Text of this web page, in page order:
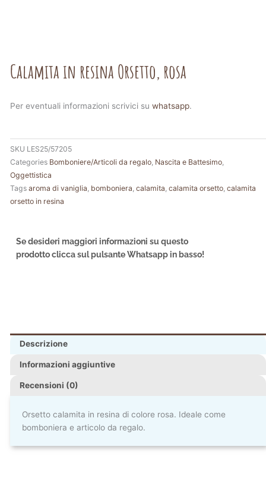
Calamita in resina Orsetto, rosa
Per eventuali informazioni scrivici su whatsapp.
SKU LES25/57205
Categories Bomboniere/Articoli da regalo Nascita e Battesimo
Oggettistica
Tags aroma di vaniglia bomboniera calamita calamita orsetto calamita
orsetto in resina
Se desideri maggiori informazioni su questo
prodotto clicca sul pulsante Whatsapp in basso!
Descrizione
Informazioni aggiuntive
Recensioni (0)
Orsetto calamita in resina di colore rosa. Ideale come
bomboniera e articolo da regalo.